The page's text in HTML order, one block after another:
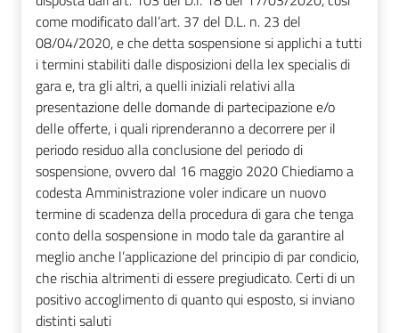
come modificato dall’art. 37 del D.L. n. 23 del
08/04/2020, e che detta sospensione si applichi a tutti
i termini stabiliti dalle disposizioni della lex specialis di
gara e, tra gli altri, a quelli iniziali relativi alla
presentazione delle domande di partecipazione e/o
delle offerte, i quali riprenderanno a decorrere per il
periodo residuo alla conclusione del periodo di
sospensione, ovvero dal 16 maggio 2020 Chiediamo a
codesta Amministrazione voler indicare un nuovo
termine di scadenza della procedura di gara che tenga
conto della sospensione in modo tale da garantire al
meglio anche l’applicazione del principio di par condicio,
che rischia altrimenti di essere pregiudicato. Certi di un
positivo accoglimento di quanto qui esposto, si inviano
distinti saluti